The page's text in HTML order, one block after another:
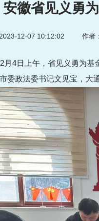
安徽省见义勇
2023-12-07 10:12:02 作者
月4日上午，省见义勇为基
委政法委书记文见宝，大